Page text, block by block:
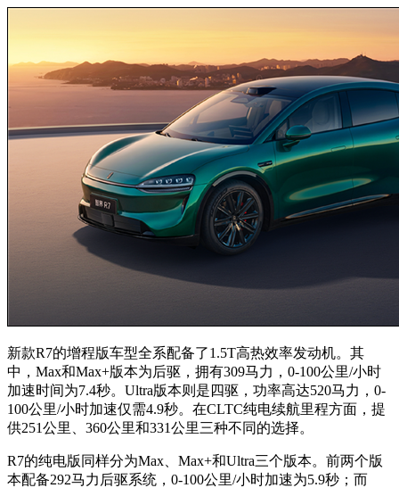
新款R7的增程版车型全系配备了1.5T高热效率发动机。其
中，Max和Max+版本为后驱，拥有309马力，0-100公里/小时
加速时间为7.4秒。Ultra版本则是四驱，功率高达520马力，0-
100公里/小时加速仅需4.9秒。在CLTC纯电续航里程方面，提
供251公里、360公里和331公里三种不同的选择。
R7的纯电版同样分为Max、Max+和Ultra三个版本。前两个版
本配备292马力后驱系统，0-100公里/小时加速为5.9秒；而